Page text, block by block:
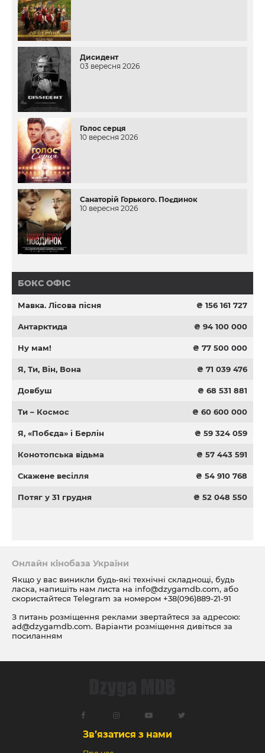
Дисидент
03 вересня 2026
Голос серця
10 вересня 2026
Санаторій Горького. Поєдинок
10 вересня 2026
БОКС ОФІС
Мавка. Лісова пісня ₴ 156 161 727
Антарктида ₴ 94 100 000
Ну мам! ₴ 77 500 000
Я, Ти, Він, Вона ₴ 71 039 476
Довбуш ₴ 68 531 881
Ти – Космос ₴ 60 600 000
Я, «Побєда» і Берлін ₴ 59 324 059
Конотопська відьма ₴ 57 443 591
Скажене весілля ₴ 54 910 768
Потяг у 31 грудня ₴ 52 048 550
Онлайн кінобаза України
Якщо у вас виникли будь-які технічні складнощі, будь
ласка, напишіть нам листа на info@dzygamdb.com, або
скористайтеся Telegram за номером +38(096)889-21-91
З питань розміщення реклами звертайтеся за адресою:
ad@dzygamdb.com. Варіанти розміщення дивіться за
посиланням
Зв’язатися з нами